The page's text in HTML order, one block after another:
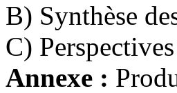
B) Synthèse
C)
Annexe :